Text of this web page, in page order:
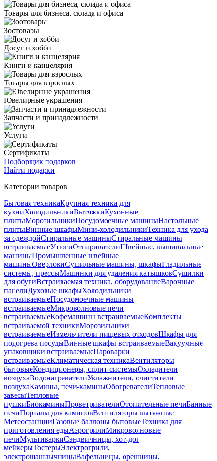
Товары для бизнеса, склада и офиса
Зоотовары
Досуг и хобби
Книги и канцелярия
Товары для взрослых
Ювелирные украшения
Запчасти и принадлежности
Услуги
Сертификаты
Подборщик подарков
Найти подарки
Категории товаров
Бытовая техникаКрупная техника для
кухниХолодильникиВытяжкиКухонные
плитыМорозильникиПосудомоечные машиныНастольные
плитыВинные шкафыМини-холодильникиТехника для ухода
за одеждойСтиральные машиныСтиральные машины
встраиваемыеУтюгиОтпаривателиШвейные, вышивальные
машиныПромышленные швейные
машиныОверлокиСушильные машины, шкафыГладильные
системы, прессыМашинки для удаления катышковСушилки
для обувиВстраиваемая техника, оборудованиеВарочные
панелиДуховые шкафыХолодильники
встраиваемыеПосудомоечные машины
встраиваемыеМикроволновые печи
встраиваемыеКофемашины встраиваемыеКомплекты
встраиваемой техникиМорозильники
встраиваемыеИзмельчители пищевых отходовШкафы для
подогрева посудыВинные шкафы встраиваемыеВакуумные
упаковщики встраиваемыеПароварки
встраиваемыеКлиматическая техникаВентиляторы
бытовыеКондиционеры, сплит-системыОхладители
воздухаВодонагревателиУвлажнители, очистители
воздухаКамины, печи-каминыОбогревателиТепловые
завесыТепловые
пушкиБиокаминыПроветривателиОтопительные печиБанные
печиПорталы для каминовВентиляторы вытяжные
МетеостанцииГазовые баллоны бытовыеТехника для
приготовления едыАэрогрилиМикроволновые
печиМультиваркиСэндвичницы, хот-дог
мейкерыТостерыЭлектрогрили,
электрошашлычницыВафельницы, орешницы,